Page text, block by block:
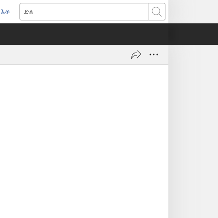
እቶ
(opens
ድለ